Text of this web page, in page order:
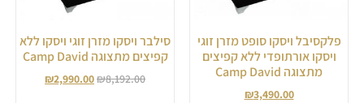
פלקסיבל ויסקו סופט מזרן זוגי
ויסקו אורתופדי ללא קפיצים
מתצוגה Camp David
₪3,490.00
סילבר ויסקו מזרן זוגי ויסקו ללא
קפיצים מתצוגה Camp David
₪8,192.00
₪2,990.00